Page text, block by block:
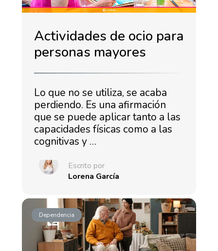
Actividades de ocio para
personas mayores
Lo que no se utiliza, se acaba
perdiendo. Es una afirmación
que se puede aplicar tanto a las
capacidades físicas como a las
cognitivas y …
Escrito por
Lorena García
Dependencia